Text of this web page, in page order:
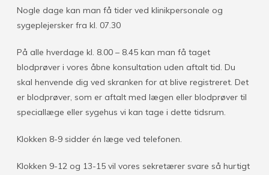
Nogle dage kan man få tider ved klinikpersonale og
sygeplejersker fra kl. 07.30
På alle hverdage kl. 8.00 – 8.45 kan man få taget
blodprøver i vores åbne konsultation uden aftalt tid. Du
skal henvende dig ved skranken for at blive registreret. Det
er blodprøver, som er aftalt med lægen eller blodprøver til
speciallæge eller sygehus vi kan tage i dette tidsrum.
Klokken 8-9 sidder én læge ved telefonen.
Klokken 9-12 og 13-15 vil vores sekretærer svare så hurtigt